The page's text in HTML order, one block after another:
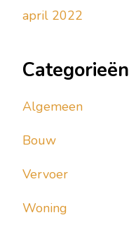
april 2022
Categorieën
Algemeen
Bouw
Vervoer
Woning